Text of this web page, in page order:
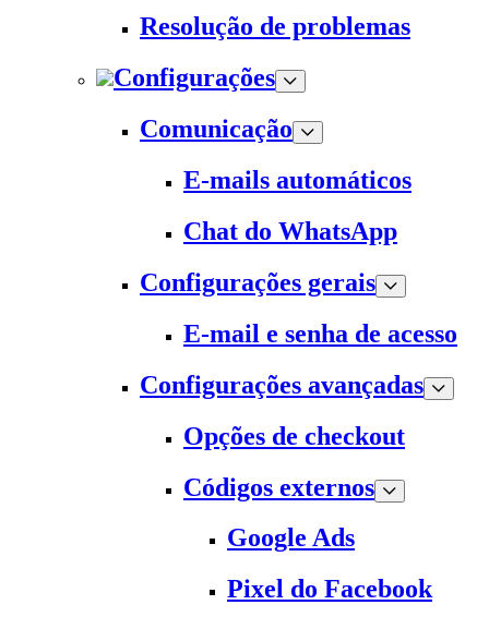
Resolução de problemas
Configurações
Comunicação
E-mails automáticos
Chat do WhatsApp
Configurações gerais
E-mail e senha de acesso
Configurações avançadas
Opções de checkout
Códigos externos
Google Ads
Pixel do Facebook